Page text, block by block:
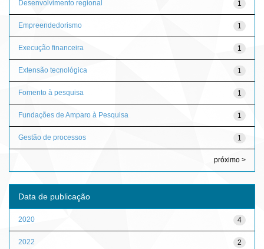
1
Desenvolvimento regional
1
Empreendedorismo
1
Execução financeira
1
Extensão tecnológica
1
Fomento à pesquisa
1
Fundações de Amparo à Pesquisa
1
Gestão de processos
próximo >
Data de publicação
4
2020
2
2022